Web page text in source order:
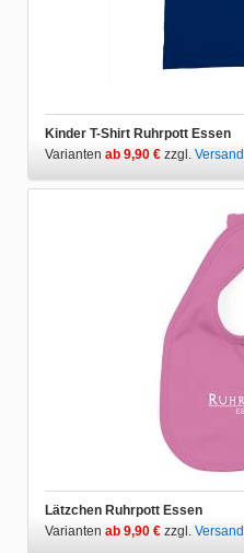
Kinder T-Shirt Ruhrpott Essen
Varianten ab 9,90 € zzgl. Versand
Lätzchen Ruhrpott Essen
Varianten ab 9,90 € zzgl. Versand